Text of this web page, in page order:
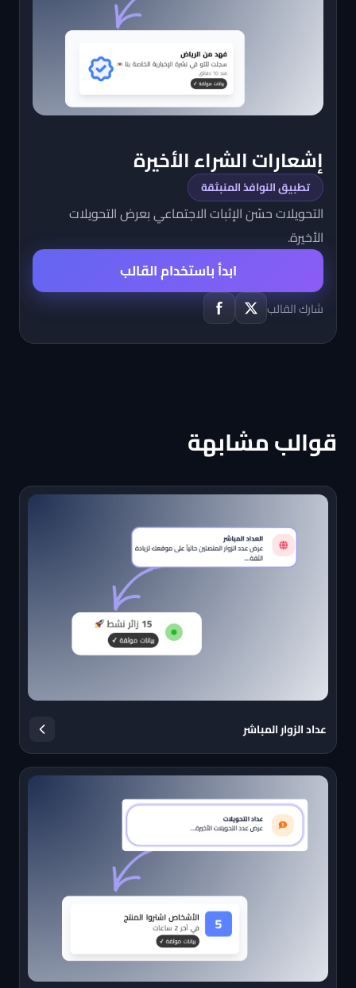
إشعارات الشراء الأخيرة
تطبيق النوافذ المنبثقة
التحويلات حسّن الإثبات الاجتماعي بعرض التحويلات
الأخيرة.
ابدأ باستخدام القالب
شارك القالب
قوالب مشابهة
عداد الزوار المباشر